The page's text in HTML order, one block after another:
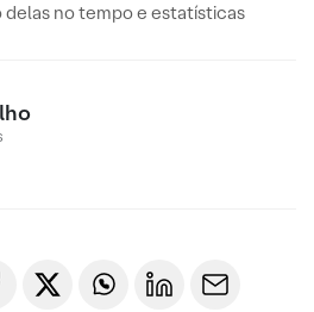
no tempo e estatísticas